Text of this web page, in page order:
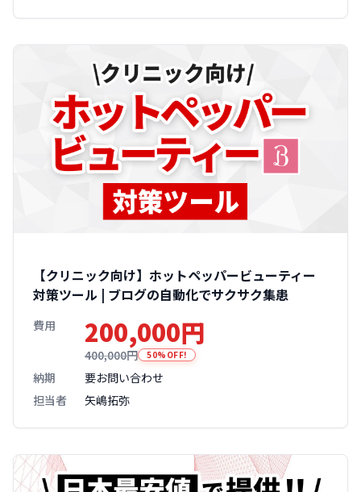
【クリニック向け】ホットペッパービューティー
対策ツール | ブログの自動化でサクサク集患
費用 200,000円
400,000円 50%OFF!
納期
要お問い合わせ
担当者
矢嶋拓弥